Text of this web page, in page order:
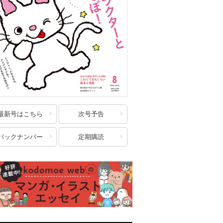
新号はこちら 次号予告
ックナンバー 定期購読